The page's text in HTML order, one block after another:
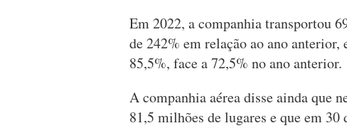
Em 2022, a companhia transportou
de 242% em relação ao ano
85,5%, face a 72,5% no ano anterior.
A companhia aérea disse ainda que
81,5 milhões de lugares e que em 30